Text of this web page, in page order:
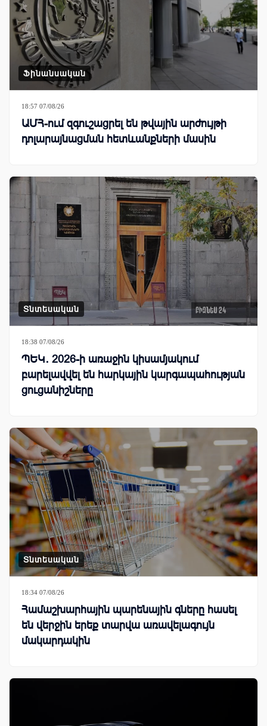
Ֆինանսական
18:57 07/08/26
ԱՄՀ-ում զգուշացրել են թվային արժույթի
դոլարայնացման հետևանքների մասին
Տնտեսական
18:38 07/08/26
ՊԵԿ․ 2026-ի առաջին կիսամյակում
բարելավվել են հարկային կարգապահության
ցուցանիշները
Տնտեսական
18:34 07/08/26
Համաշխարհային պարենային գները հասել
են վերջին երեք տարվա առավելագույն
մակարդակին